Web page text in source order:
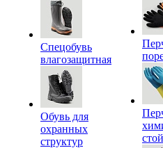
Спецобувь
влагозащитная
Обувь для
охранных
структур